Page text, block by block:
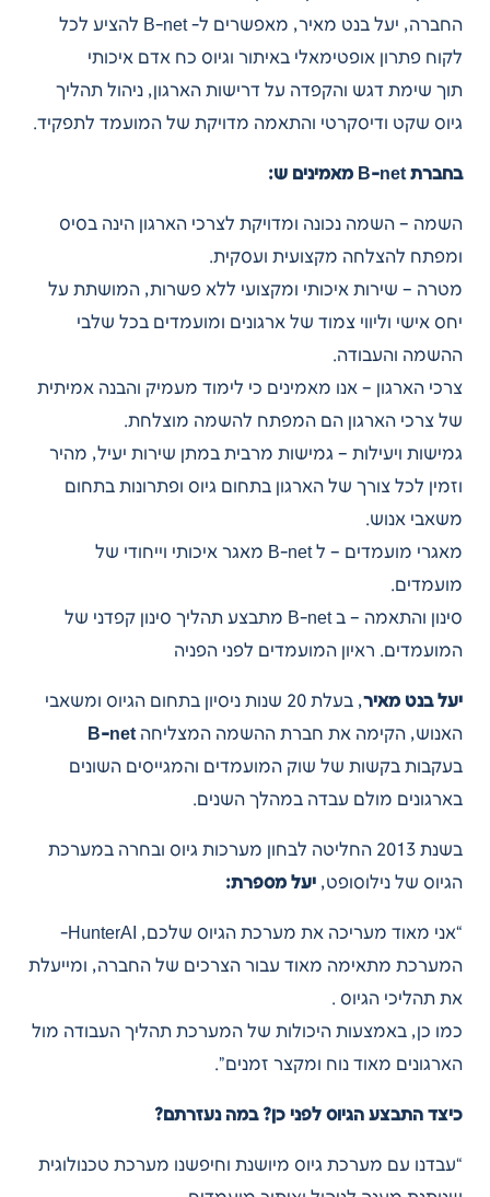
החברה, יעל בנט מאיר, מאפשרים ל- B-net להציע לכל
לקוח פתרון אופטימאלי באיתור וגיוס כח אדם איכותי
תוך שימת דגש והקפדה על דרישות הארגון, ניהול תהליך
גיוס שקט ודיסקרטי והתאמה מדויקת של המועמד לתפקיד.
בחברת B-net מאמינים ש:
השמה – השמה נכונה ומדויקת לצרכי הארגון הינה בסיס
ומפתח להצלחה מקצועית ועסקית.
מטרה – שירות איכותי ומקצועי ללא פשרות, המושתת על
יחס אישי וליווי צמוד של ארגונים ומועמדים בכל שלבי
ההשמה והעבודה.
צרכי הארגון – אנו מאמינים כי לימוד מעמיק והבנה אמיתית
של צרכי הארגון הם המפתח להשמה מוצלחת.
גמישות ויעילות – גמישות מרבית במתן שירות יעיל, מהיר
וזמין לכל צורך של הארגון בתחום גיוס ופתרונות בתחום
משאבי אנוש.
מאגרי מועמדים – ל B-net מאגר איכותי וייחודי של
מועמדים.
סינון והתאמה – ב B-net מתבצע תהליך סינון קפדני של
המועמדים. ראיון המועמדים לפני הפניה
יעל בנט מאיר
, בעלת 20 שנות ניסיון בתחום הגיוס ומשאבי
האנוש, הקימה את חברת ההשמה המצליחהB-net
בעקבות בקשות של שוק המועמדים והמגייסים השונים
בארגונים מולם עבדה במהלך השנים.
בשנת 2013 החליטה לבחון מערכות גיוס ובחרה במערכת
הגיוס של נילוסופט, יעל מספרת:
“אני מאוד מעריכה את מערכת הגיוס שלכם, HunterAI-
המערכת מתאימה מאוד עבור הצרכים של החברה, ומייעלת
את תהליכי הגיוס .
כמו כן, באמצעות היכולות של המערכת תהליך העבודה מול
הארגונים מאוד נוח ומקצר זמנים”.
כיצד התבצע הגיוס לפני כן? במה נעזרתם?
“עבדנו עם מערכת גיוס מיושנת וחיפשנו מערכת טכנולוגית